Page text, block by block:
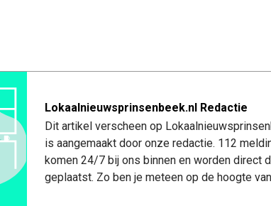
Lokaalnieuwsprinsenbeek.nl Redactie
Dit artikel verscheen op
is aangemaakt door onze redactie. 112
komen 24/7 bij ons binnen en worden direct
geplaatst. Zo ben je meteen op de hoogte